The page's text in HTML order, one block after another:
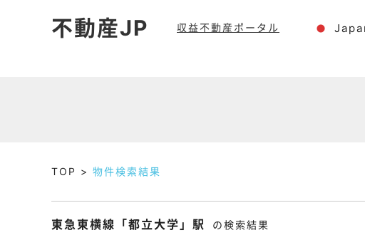
不動産JP 収益不動産ポータル
TOP 物件検索結果
東急東横線「都立大学」駅
の検索結果